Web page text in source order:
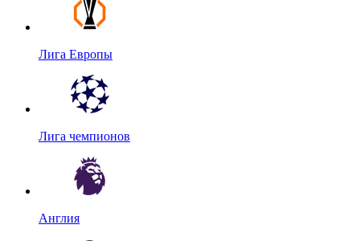
Лига Европы
Лига чемпионов
Англия